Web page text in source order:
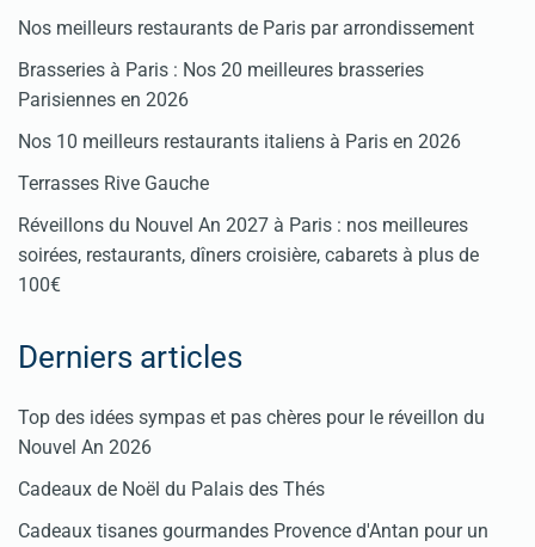
Nos meilleurs restaurants de Paris par arrondissement
Brasseries à Paris : Nos 20 meilleures brasseries
Parisiennes en 2026
Nos 10 meilleurs restaurants italiens à Paris en 2026
Terrasses Rive Gauche
Réveillons du Nouvel An 2027 à Paris : nos meilleures
soirées, restaurants, dîners croisière, cabarets à plus de
100€
Derniers articles
Top des idées sympas et pas chères pour le réveillon du
Nouvel An 2026
Cadeaux de Noël du Palais des Thés
Cadeaux tisanes gourmandes Provence d'Antan pour un